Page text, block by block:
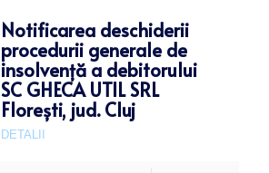
Notificarea deschiderii
procedurii generale de
insolvență a debitorului
SC GHECA UTIL SRL
Florești, jud. Cluj
DETALII